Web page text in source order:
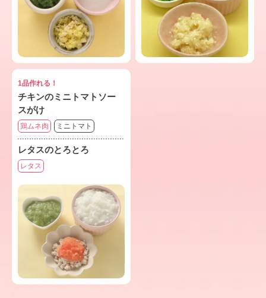
1品作れる！
チキンのミニトマトソー
スがけ
鶏ムネ肉 ミニトマト
レタスのとろとろ
レタス